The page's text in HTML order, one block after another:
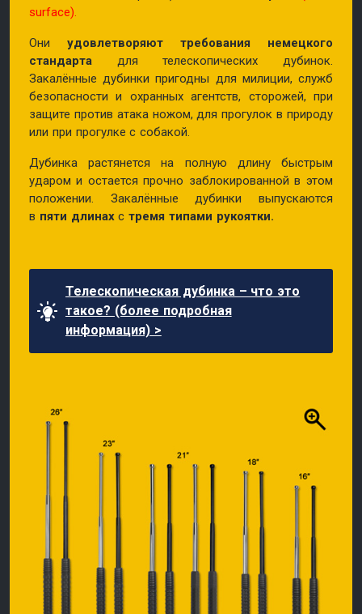
surface).
Они удовлетворяют требования немецкого
стандарта для телескопических дубинок.
Закалённые дубинки пригодны для милиции, служб
безопасности и охранных агентств, сторожей, при
защите против атака ножом, для прогулок в природу
или при прогулке с собакой.
Дубинка растянется на полную длину быстрым
ударом и остается прочно заблокированной в этом
положении. Закалённые дубинки выпускаются
в пяти длинахстремя типами рукоятки.
Телескопическая дубинка – что это
такое? (более подробная
информация) >